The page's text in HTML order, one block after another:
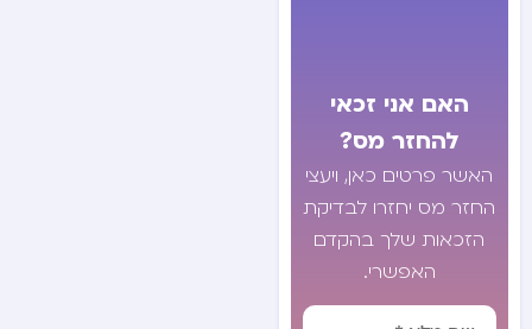
האם אני זכאי
להחזר מס?
האשר פרטים כאן, ויעצי
החזר מס יחזרו לבדיקת
הזכאות שלך בהקדם
האפשרי.